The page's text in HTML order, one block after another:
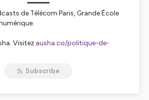
de Télécom Paris, Grande École
Visitez ausha.co/politique-de-
Subscribe